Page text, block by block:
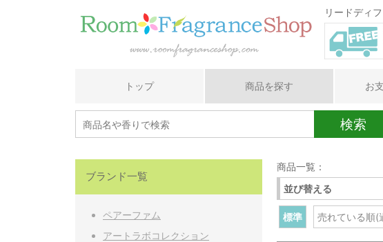
リードディ
トップ 商品を探す お
検索
商品一覧：
並び替える
標準 売れている順(
ブランド一覧
ペアーファム
アートラボコレクション